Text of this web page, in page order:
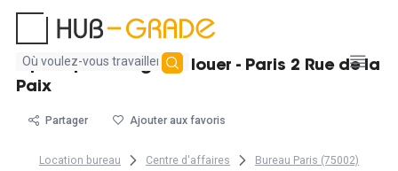
Aucun
résultat
Open space Regus à louer - Paris 2 Rue de la
Paix
Partager Ajouter aux favoris
Location bureau Centre d'affaires Bureau Paris (75002)